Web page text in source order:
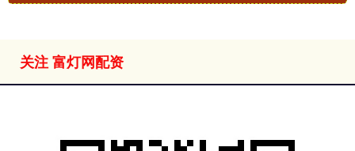
关注 富灯网配资